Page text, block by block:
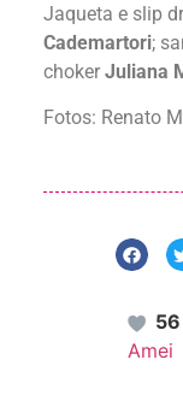
Jaqueta e slip
Cademartori;
choker Juliana
Fotos: Renato
56
Amei